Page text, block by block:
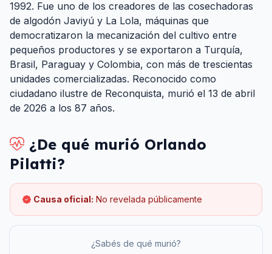
1992. Fue uno de los creadores de las cosechadoras
de algodón Javiyú y La Lola, máquinas que
democratizaron la mecanización del cultivo entre
pequeños productores y se exportaron a Turquía,
Brasil, Paraguay y Colombia, con más de trescientas
unidades comercializadas. Reconocido como
ciudadano ilustre de Reconquista, murió el 13 de abril
de 2026 a los 87 años.
¿De qué murió Orlando
Pilatti?
Causa oficial: No revelada públicamente
¿Sabés de qué murió?